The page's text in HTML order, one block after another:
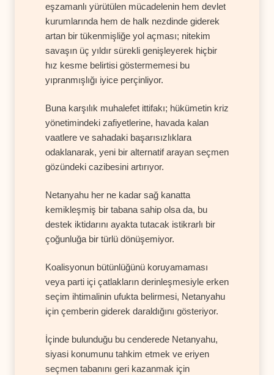
eşzamanlı yürütülen mücadelenin hem devlet
kurumlarında hem de halk nezdinde giderek
artan bir tükenmişliğe yol açması; nitekim
savaşın üç yıldır sürekli genişleyerek hiçbir
hız kesme belirtisi göstermemesi bu
yıpranmışlığı iyice perçinliyor.
Buna karşılık muhalefet ittifakı; hükümetin kriz
yönetimindeki zafiyetlerine, havada kalan
vaatlere ve sahadaki başarısızlıklara
odaklanarak, yeni bir alternatif arayan seçmen
gözündeki cazibesini artırıyor.
Netanyahu her ne kadar sağ kanatta
kemikleşmiş bir tabana sahip olsa da, bu
destek iktidarını ayakta tutacak istikrarlı bir
çoğunluğa bir türlü dönüşemiyor.
Koalisyonun bütünlüğünü koruyamaması
veya parti içi çatlakların derinleşmesiyle erken
seçim ihtimalinin ufukta belirmesi, Netanyahu
için çemberin giderek daraldığını gösteriyor.
İçinde bulunduğu bu cenderede Netanyahu,
siyasi konumunu tahkim etmek ve eriyen
seçmen tabanını geri kazanmak için